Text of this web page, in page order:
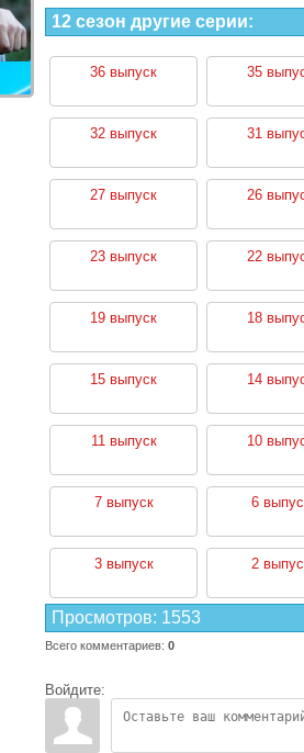
12 сезон другие серии:
36 выпуск 35
32 выпуск 31
27 выпуск 26
23 выпуск 22
19 выпуск 18
15 выпуск 14
11 выпуск 10
7 выпуск 6
3 выпуск 2
Просмотров: 1553
Всего комментариев: 0
Войдите: